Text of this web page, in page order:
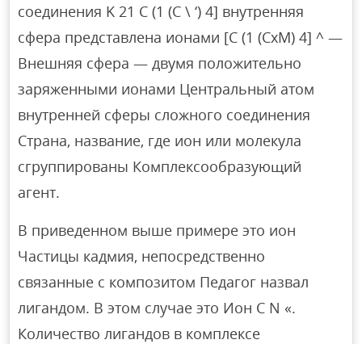
соединения K 21 C (1 (C \ ‘) 4] внутренняя
сфера представлена ​​ионами [C (1 (CxM) 4] ^ —
Внешняя сфера — двумя положительно
заряженными ионами Центральный атом
внутренней сферы сложного соединения
Страна, название, где ион или молекула
сгруппированы Комплексообразующий
агент.
В приведенном выше примере это ион
Частицы кадмия, непосредственно
связанные с композитом Педагог назвал
лигандом. В этом случае это Ион C N «.
Количество лигандов в комплексе